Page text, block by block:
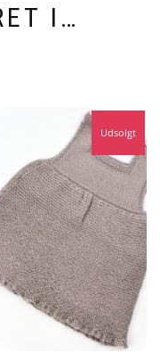
I…
Udsolgt